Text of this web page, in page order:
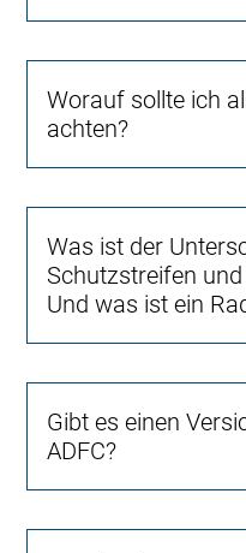
Worauf sollte ich
achten?
Was ist der
Schutzstreifen
Und was ist ein
Gibt es einen
ADFC?